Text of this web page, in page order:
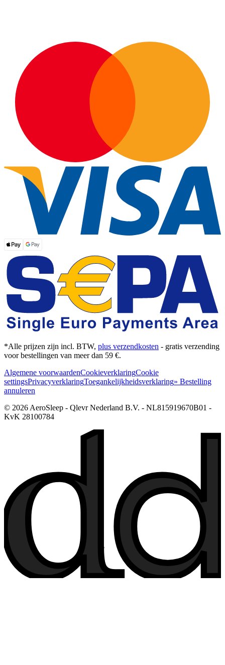
*Alle prijzen zijn incl. BTW, plus verzendkosten - gratis verzending
voor bestellingen van meer dan 59 €.
Algemene voorwaardenCookieverklaringCookie
settingsPrivacyverklaringToegankelijkheidsverklaring» Bestelling
annuleren
© 2026 AeroSleep - Qlevr Nederland B.V. - NL815919670B01 -
KvK 28100784